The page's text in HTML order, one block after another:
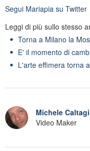
Segui Mariapia su Twitter
Leggi di più sullo stesso
Torna a Milano la
E' il momento di
L'arte effimera torna
Michele
Video Maker